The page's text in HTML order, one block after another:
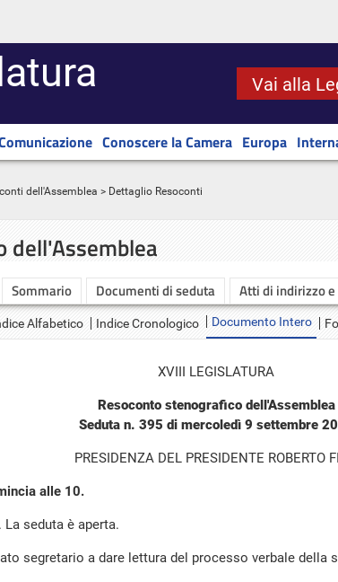
Vai alla
Conoscere la Camera Europa
dell'Assemblea > Dettaglio Resoconti
dell'Assemblea
Sommario Documenti di seduta Atti di indirizzo
Alfabetico Indice Cronologico Documento Intero
XVIII LEGISLATURA
Resoconto stenografico dell'Assemblea
Seduta n. 395 di mercoledì 9 settembre
PRESIDENZA DEL PRESIDENTE ROBERTO
alle 10.
. La seduta è aperta.
segretario a dare lettura del processo verbale della